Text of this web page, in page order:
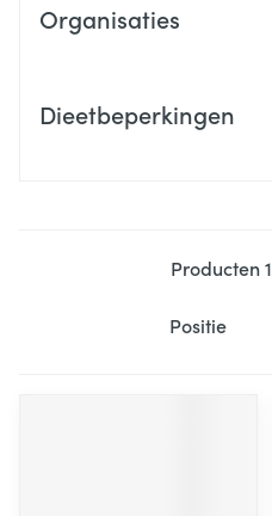
Organisaties
Dieetbeperkingen
Producten1
Sorteer op: